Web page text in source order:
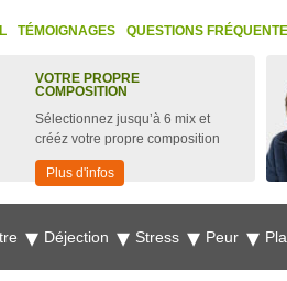
TÉMOIGNAGES QUESTIONS
VOTRE PROPRE
COMPOSITION
Sélectionnez jusqu’à 6 mix et
crééz votre propre composition
Plus d'infos
Déjection Stress Peur